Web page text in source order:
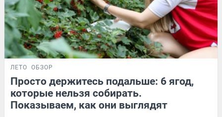
ЛЕТО ОБЗОР
Просто держитесь подальше: 6 ягод,
которые нельзя собирать.
Показываем, как они выглядят